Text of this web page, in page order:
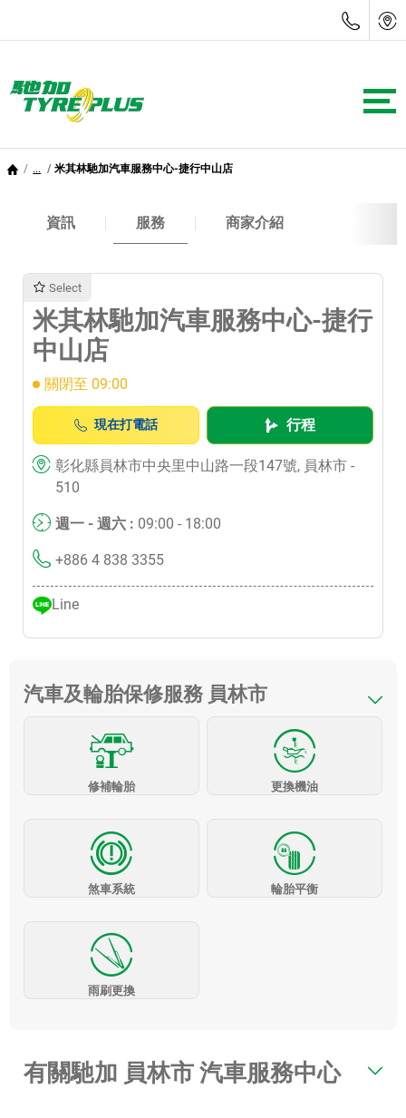
... 米其林馳加汽車服務中心-捷行中山店
資訊 服務 商家介紹
Select
米其林馳加汽車服務中心-捷行
中山店
關閉至 09:00
現在打電話 行程
彰化縣員林市中央里中山路一段147號, 員林市 -
510
週一 - 週六 : 09:00 - 18:00
+886 4 838 3355
Line
汽車及輪胎保修服務 員林市
修補輪胎 更換機油
煞車系統 輪胎平衡
雨刷更換
有關馳加 員林市 汽車服務中心